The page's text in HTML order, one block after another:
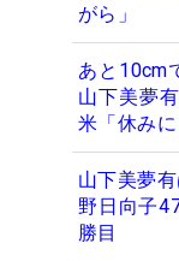
がら」
あと10cm
山下美夢
米「休みに
山下美夢
野日向子
勝目